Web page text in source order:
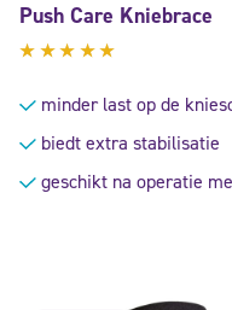
Push Care Kniebrace
4.88 uit
5 minder last op de
biedt extra stabilisatie
geschikt na operatie